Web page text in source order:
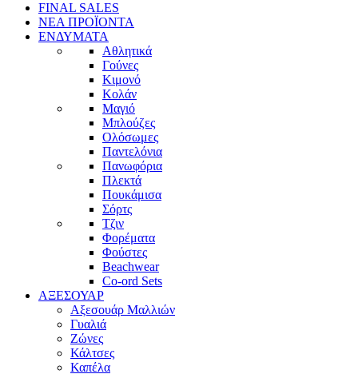
FINAL SALES
ΝΕΑ ΠΡΟΪΟΝΤΑ
ΕΝΔΥΜΑΤΑ
Αθλητικά
Γούνες
Κιμονό
Κολάν
Μαγιό
Μπλούζες
Ολόσωμες
Παντελόνια
Πανωφόρια
Πλεκτά
Πουκάμισα
Σόρτς
Τζιν
Φορέματα
Φούστες
Beachwear
Co-ord Sets
ΑΞΕΣΟΥΑΡ
Αξεσουάρ Μαλλιών
Γυαλιά
Ζώνες
Κάλτσες
Καπέλα